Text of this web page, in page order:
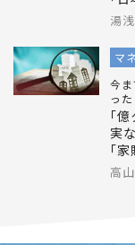
湯
マ
今
った
｢
実
｢家
高